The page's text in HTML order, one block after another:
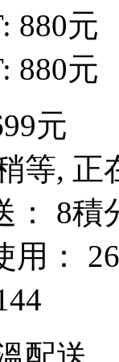
880元
880元
元
等, 正
： 8積
用：